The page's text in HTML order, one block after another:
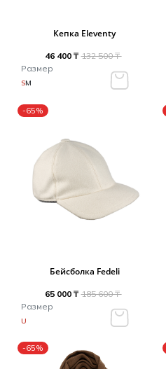
Кепка Eleventy
46 400 ₸ 132 500 ₸
Размер
SM
-65%
Бейсболка Fedeli
65 000 ₸ 185 600 ₸
Размер
U
-65%